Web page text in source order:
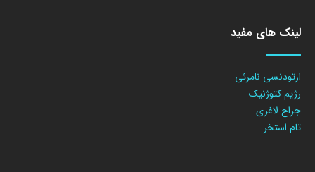
لینک های مفید
ارتودنسی نامرئی
رژیم کتوژنیک
جراح لاغری
تام استخر